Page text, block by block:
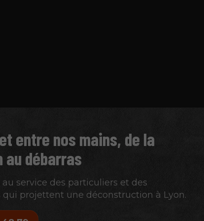
entre nos mains, de la
au débarras
service des particuliers et des
qui projettent une déconstruction à Lyon.